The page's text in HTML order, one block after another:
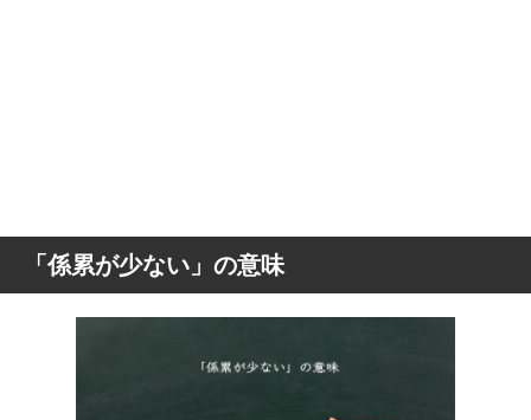
「係累が少ない」の意味